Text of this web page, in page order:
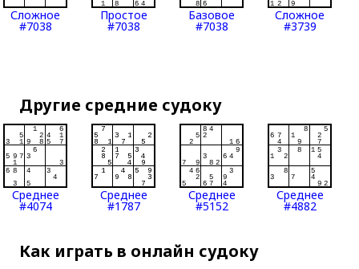
Сложное
#7038
Простое
#7038
Базовое
#7038
Сложное
#3739
Другие средние судоку
Среднее
#4074
Среднее
#1787
Среднее
#5152
Среднее
#4882
Как играть в онлайн судоку